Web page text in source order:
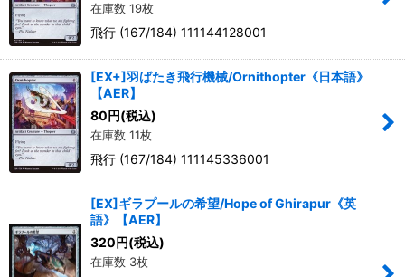
在庫数 19枚
飛行 (167/184) 111144128001
[EX+]羽ばたき飛行機械/Ornithopter《日本語》
【AER】
80円(税込)
在庫数 11枚
飛行 (167/184) 111145336001
[EX]ギラプールの希望/Hope of Ghirapur《英
語》【AER】
320円(税込)
在庫数 3枚